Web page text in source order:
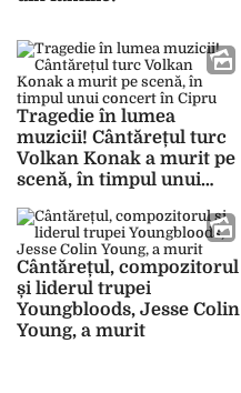
Tragedie în lumea
muzicii! Cântărețul turc
Volkan Konak a murit pe
scenă, în timpul unui
Cântărețul, compozitorul
și liderul trupei
Youngbloods, Jesse Colin
Young, a murit